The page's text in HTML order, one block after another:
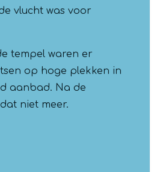
vlucht was voor
tempel waren er
op hoge plekken in
aanbad. Na de
niet meer.